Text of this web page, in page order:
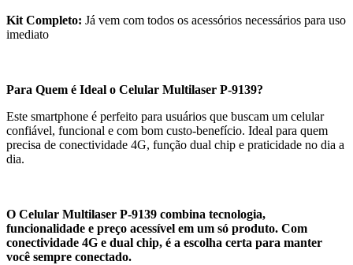
Kit Completo: Já vem com todos os acessórios necessários para uso
imediato
Para Quem é Ideal o Celular Multilaser P-9139?
Este smartphone é perfeito para usuários que buscam um celular
confiável, funcional e com bom custo-benefício. Ideal para quem
precisa de conectividade 4G, função dual chip e praticidade no dia a
dia.
O Celular Multilaser P-9139 combina tecnologia,
funcionalidade e preço acessível em um só produto. Com
conectividade 4G e dual chip, é a escolha certa para manter
você sempre conectado.